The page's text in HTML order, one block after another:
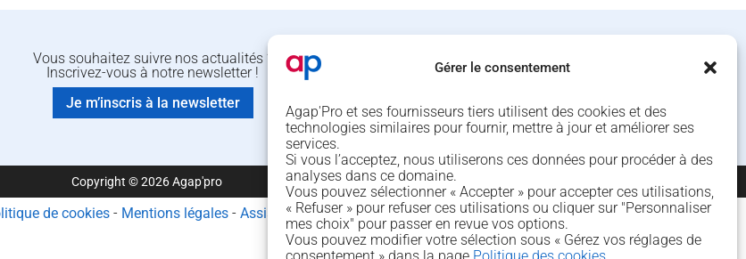
Gérer le consentement
Agap'Pro et ses fournisseurs tiers utilisent des cookies et des
technologies similaires pour fournir, mettre à jour et améliorer ses
services.
Si vous l’acceptez, nous utiliserons ces données pour procéder à des
analyses dans ce domaine.
Vous pouvez sélectionner « Accepter » pour accepter ces utilisations,
« Refuser » pour refuser ces utilisations ou cliquer sur "Personnaliser
mes choix" pour passer en revue vos options.
Vous pouvez modifier votre sélection sous « Gérez vos réglages de
Vous souhaitez suivre nos actualités ?
Inscrivez-vous à notre newsletter !
Je m’inscris à la newsletter
4 rue de Béguey 33370 TRESSES
contact@agap‑pro.com
Copyright © 2026 Agap'pro
de cookies - Mentions légales - Assistance